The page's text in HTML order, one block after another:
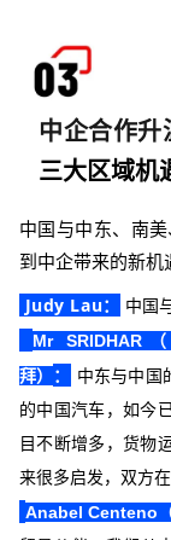
中企合作升
三大区域机
中国与中东、南
到中企带来的新机
Judy Lau：
中国
Mr SRIDHAR
拜）
：
中东与中国
的中国汽车，如今
目不断增多，货物
来很多启发，双方
Anabel Centeno